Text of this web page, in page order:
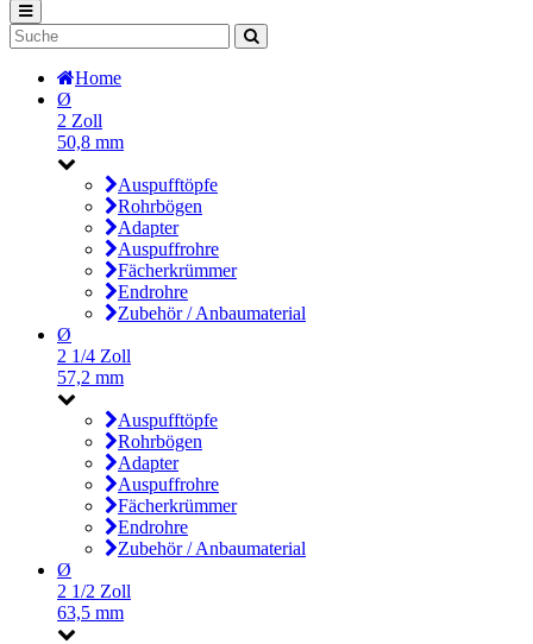
Home
Ø
2 Zoll
50,8 mm
Auspufftöpfe
Rohrbögen
Adapter
Auspuffrohre
Fächerkrümmer
Endrohre
Zubehör / Anbaumaterial
Ø
2 1/4 Zoll
57,2 mm
Auspufftöpfe
Rohrbögen
Adapter
Auspuffrohre
Fächerkrümmer
Endrohre
Zubehör / Anbaumaterial
Ø
2 1/2 Zoll
63,5 mm